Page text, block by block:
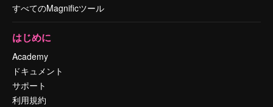
すべてのMagnificツール
はじめに
Academy
ドキュメント
サポート
利用規約